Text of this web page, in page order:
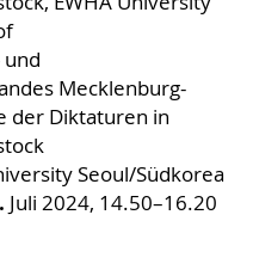
und
Mecklenburg-
der Diktaturen in
Seoul/Südkorea
. Juli 2024, 14.50–16.20